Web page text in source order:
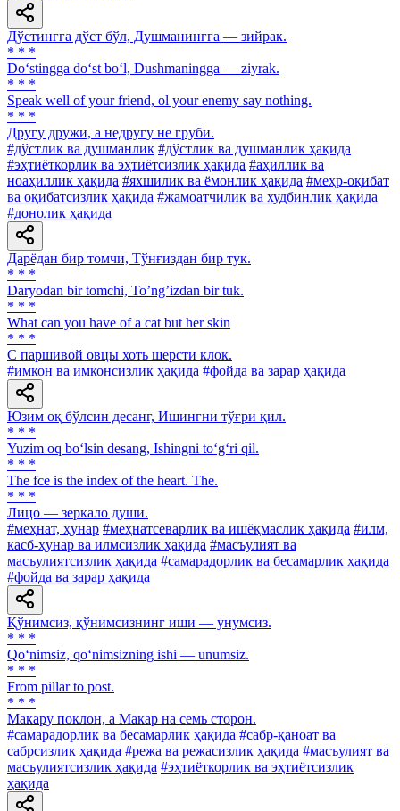
Дўстингга дўст бўл, Душманингга — зийрак.
* * *
Do‘stingga do‘st bo‘l, Dushmaningga — ziyrak.
* * *
Speak well of your friend, ol your enemy say nothing.
* * *
Другу дружи, а недругу не груби.
#дўстлик ва душманлик #дўстлик ва душманлик ҳақида
#эҳтиёткорлик ва эҳтиётсизлик ҳақида #аҳиллик ва
ноаҳиллик ҳақида #яхшилик ва ёмонлик ҳақида #меҳр-оқибат
ва оқибатсизлик ҳақида #жамоатчилик ва худбинлик ҳақида
#донолик ҳақида
Дарёдан бир томчи, Тўнғиздан бир тук.
* * *
Daryodan bir tomchi, Toʼngʼizdan bir tuk.
* * *
What can you have of a cat but her skin
* * *
С паршивой овцы хоть шерсти клок.
#имкон ва имконсизлик ҳақида #фойда ва зарар ҳақида
Юзим оқ бўлсин десанг, Ишингни тўғри қил.
* * *
Yuzim oq bo‘lsin desang, Ishingni to‘g‘ri qil.
* * *
The fce is the index of the heart. The.
* * *
Лицо — зеркало души.
#меҳнат, ҳунар #меҳнатсеварлик ва ишёқмаслик ҳақида #илм,
касб-ҳунар ва илмсизлик ҳақида #масъулият ва
масъулиятсизлик ҳақида #самарадорлик ва бесамарлик ҳақида
#фойда ва зарар ҳақида
Қўнимсиз, қўнимсизнинг иши — унумсиз.
* * *
Qo‘nimsiz, qo‘nimsizning ishi — unumsiz.
* * *
From pillar to post.
* * *
Макару поклон, а Макар на семь сторон.
#самарадорлик ва бесамарлик ҳақида #сабр-қаноат ва
сабрсизлик ҳақида #режа ва режасизлик ҳақида #масъулият ва
масъулиятсизлик ҳақида #эҳтиёткорлик ва эҳтиётсизлик
ҳақида